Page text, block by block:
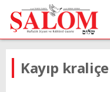
Kayıp kraliçe